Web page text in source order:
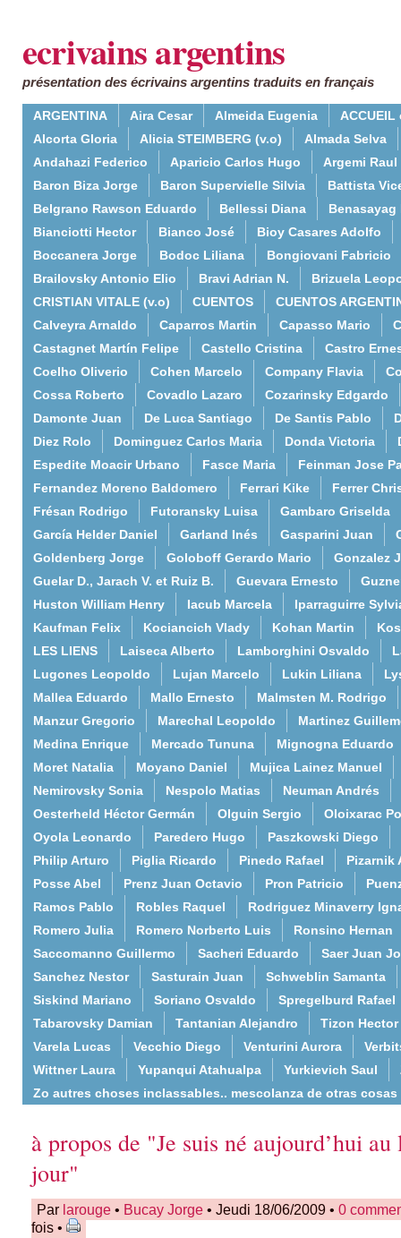
ecrivains argentins
présentation des écrivains argentins traduits en français
ARGENTINA Aira Cesar Almeida Eugenia
ACCUEIL
Alcorta Gloria
Alicia STEIMBERG (v.o)
Almada Selva
Andahazi Federico
Aparicio Carlos Hugo
Argemi Raul
Baron Biza Jorge
Baron Supervielle Silvia
Battista
Belgrano Rawson Eduardo
Bellessi Diana
Benasayag
Bianciotti Hector
Bianco José
Bioy Casares Adolfo
Boccanera Jorge
Bodoc Liliana
Bongiovani Fabricio
Brailovsky Antonio Elio
Bravi Adrian N.
Brizuela
CRISTIAN VITALE (v.o)
CUENTOS
CUENTOS
Calveyra Arnaldo
Caparros Martin Capasso Mario
Castagnet Martín Felipe
Castello Cristina
Castro
Coelho Oliverio
Cohen Marcelo Company Flavia
Cossa Roberto
Covadlo Lazaro
Cozarinsky Edgardo
Damonte Juan
De Luca Santiago De Santis Pablo
Diez Rolo
Dominguez Carlos Maria Donda Victoria
Espedite Moacir Urbano
Fasce Maria
Feinman Jose
Fernandez Moreno Baldomero
Ferrari Kike
Ferrer
Frésan Rodrigo
Futoransky Luisa
Gambaro Griselda
García Helder Daniel
Garland Inés Gasparini Juan
Goldenberg Jorge
Goloboff Gerardo Mario
Gonzalez
Guelar D., Jarach V. et Ruiz B.
Guevara Ernesto
Huston William Henry
Iacub Marcela
Iparraguirre
Kaufman Felix
Kociancich Vlady Kohan Martin
LES LIENS
Laiseca Alberto Lamborghini Osvaldo
Lugones Leopoldo
Lujan Marcelo Lukin Liliana
Mallea Eduardo
Mallo Ernesto
Malmsten M. Rodrigo
Manzur Gregorio
Marechal Leopoldo
Martinez
Medina Enrique
Mercado Tununa
Mignogna Eduardo
Moret Natalia
Moyano Daniel
Mujica Lainez Manuel
Nemirovsky Sonia
Nespolo Matias
Neuman Andrés
Oesterheld Héctor Germán
Olguin Sergio
Oloixarac
Oyola Leonardo
Paredero Hugo
Paszkowski Diego
Philip Arturo
Piglia Ricardo Pinedo Rafael
Pizarnik
Posse Abel
Prenz Juan Octavio Pron Patricio
Ramos Pablo
Robles Raquel
Rodriguez Minaverry
Romero Julia
Romero Norberto Luis
Ronsino Hernan
Saccomanno Guillermo
Sacheri Eduardo
Saer Juan
Sanchez Nestor
Sasturain Juan
Schweblin Samanta
Siskind Mariano
Soriano Osvaldo
Spregelburd Rafael
Tabarovsky Damian
Tantanian Alejandro
Tizon Hector
Varela Lucas
Vecchio Diego Venturini Aurora
Wittner Laura
Yupanqui Atahualpa Yurkievich Saul
Zo autres choses inclassables.. mescolanza de otras cosas
à propos de "Je suis né aujourd’hui au
jour"
Par larouge • Bucay Jorge • Jeudi 18/06/2009 • 0
fois •